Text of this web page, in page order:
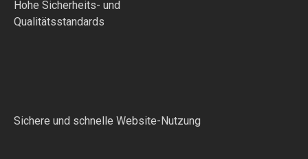
Hohe Sicherheits- und
Qualitätsstandards
Sichere und schnelle Website-Nutzung